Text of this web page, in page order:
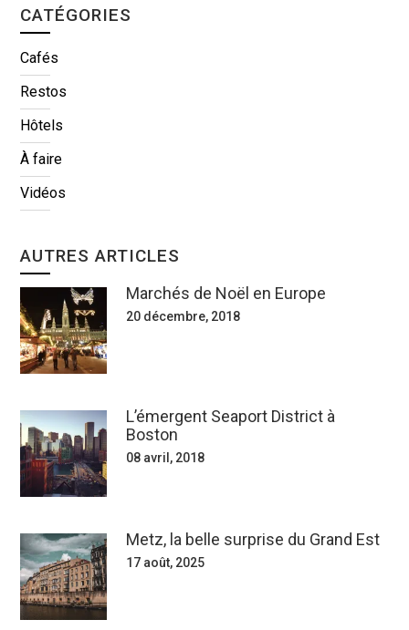
CATÉGORIES
Cafés
Restos
Hôtels
À faire
Vidéos
AUTRES ARTICLES
Marchés de Noël en Europe
20 décembre, 2018
L’émergent Seaport District à
Boston
08 avril, 2018
Metz, la belle surprise du Grand Est
17 août, 2025